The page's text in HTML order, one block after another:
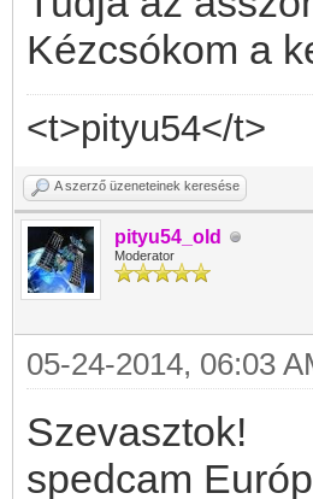
Kézcsókom a
<t>pityu54</t>
A szerző üzeneteinek keresése
pityu54_old
Moderator
05-24-2014, 06:03
Szevasztok!
spedcam